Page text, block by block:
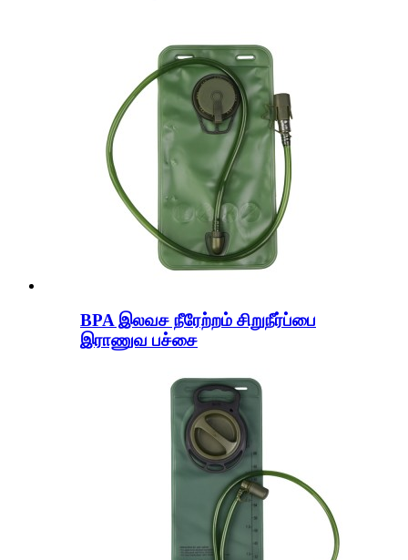
BPA இலவச நீரேற்றம் சிறுநீர்ப்பை
இராணுவ பச்சை